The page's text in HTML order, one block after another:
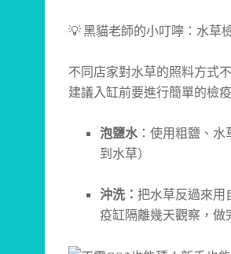
💡 黑貓老師的小叮嚀：水草
不同店家對水草的照料方式
建議入缸前要進行簡單的檢疫
泡鹽水：使用粗鹽、水
到水草）
沖洗： 把水草反過來用
疫缸隔離幾天觀察，做